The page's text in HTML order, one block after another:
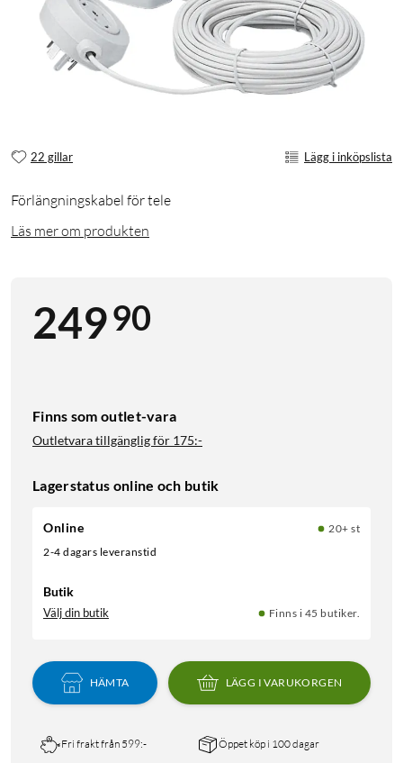
22 gillar Lägg i inköpslista
Förlängningskabel för tele
Läs mer om produkten
24990
Finns som outlet-vara
Outletvara tillgänglig för 175:-
Lagerstatus online och butik
Online
20+ st
2-4 dagars leveranstid
Butik
Välj din butik Finns i 45 butiker.
HÄMTA LÄGG I VARUKORGEN
Fri frakt från 599:- Öppet köp i 100 dagar